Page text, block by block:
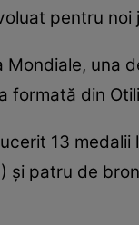
pentru
Mondiale, una
formată din
13
și patru de